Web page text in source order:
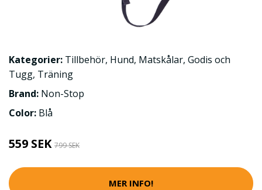
Kategorier: Tillbehör, Hund, Matskålar, Godis och
Tugg, Träning
Brand: Non-Stop
Color: Blå
559 SEK 799 SEK
MER INFO!